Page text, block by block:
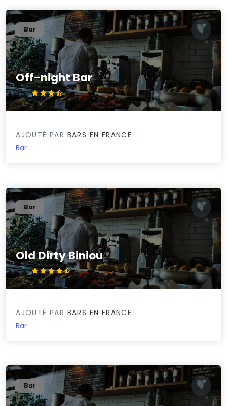
Off-night Bar
3.6/5
Bar
AJOUTÉ PAR BARS EN FRANCE
Bar
Old Dirty Biniou
4.8/5
Bar
AJOUTÉ PAR BARS EN FRANCE
Bar
Bar